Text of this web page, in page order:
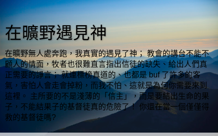
在曠野遇見神
在曠野無人處奔跑，我真實的遇見了神； 教會的講台不能不
顧人的情面，牧者也很難直言指出信徒的缺失、給出人們真
正需要的諍言； 就連標榜真道的、也都是 buf 了許多的客
氣，害怕人會走會掉粉，而我不怕、這就是為何你需要來到
這裡。 主所要的不是淺薄的「信主」，而是要結出生命的果
子，不能結果子的基督徒真的危險了！ 你還在當一個僅僅得
救的基督徒嗎?